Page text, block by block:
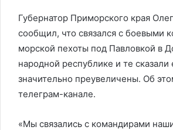
Губернатор Приморского края
сообщил, что связался с боевыми
морской пехоты под Павловкой в
народной республике и те сказали
значительно преувеличены. Об
телеграм-канале.
«Мы связались с командирами